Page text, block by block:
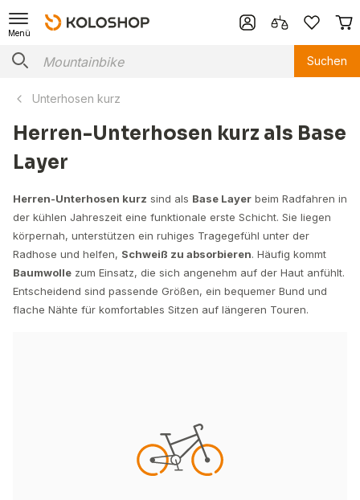
Menü
Suchen
Unterhosen kurz
Herren-Unterhosen kurz als Base
Layer
Herren-Unterhosen kurz sind als Base Layer beim Radfahren in
der kühlen Jahreszeit eine funktionale erste Schicht. Sie liegen
körpernah, unterstützen ein ruhiges Tragegefühl unter der
Radhose und helfen, Schweiß zu absorbieren. Häufig kommt
Baumwolle zum Einsatz, die sich angenehm auf der Haut anfühlt.
Entscheidend sind passende Größen, ein bequemer Bund und
flache Nähte für komfortables Sitzen auf längeren Touren.